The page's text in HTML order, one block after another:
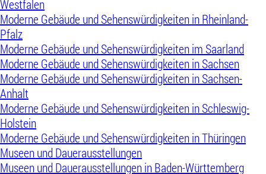
Westfalen
Moderne Gebäude und Sehenswürdigkeiten in Rheinland-
Pfalz
Moderne Gebäude und Sehenswürdigkeiten im Saarland
Moderne Gebäude und Sehenswürdigkeiten in Sachsen
Moderne Gebäude und Sehenswürdigkeiten in Sachsen-
Anhalt
Moderne Gebäude und Sehenswürdigkeiten in Schleswig-
Holstein
Moderne Gebäude und Sehenswürdigkeiten in Thüringen
Museen und Dauerausstellungen
Museen und Dauerausstellungen in Baden-Württemberg